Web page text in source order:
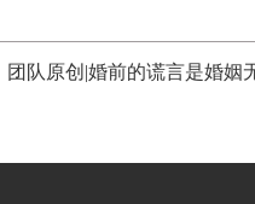
团队原创|婚前的谎言是婚姻